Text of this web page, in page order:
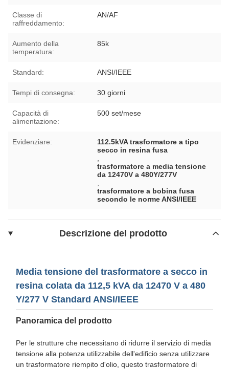
Classe di
raffreddamento:
AN/AF
Aumento della
temperatura:
85k
Standard: ANSI/IEEE
Tempi di consegna: 30 giorni
Capacità di
alimentazione:
500 set/mese
Evidenziare:
112.5kVA trasformatore a tipo
secco in resina fusa
trasformatore a media tensione
da 12470V a 480Y/277V
trasformatore a bobina fusa
secondo le norme ANSI/IEEE
Descrizione del prodotto
Media tensione del trasformatore a secco in
resina colata da 112,5 kVA da 12470 V a 480
Y/277 V Standard ANSI/IEEE
Panoramica del prodotto
Per le strutture che necessitano di ridurre il servizio di media
tensione alla potenza utilizzabile dell'edificio senza utilizzare
un trasformatore riempito d'olio, questo trasformatore di